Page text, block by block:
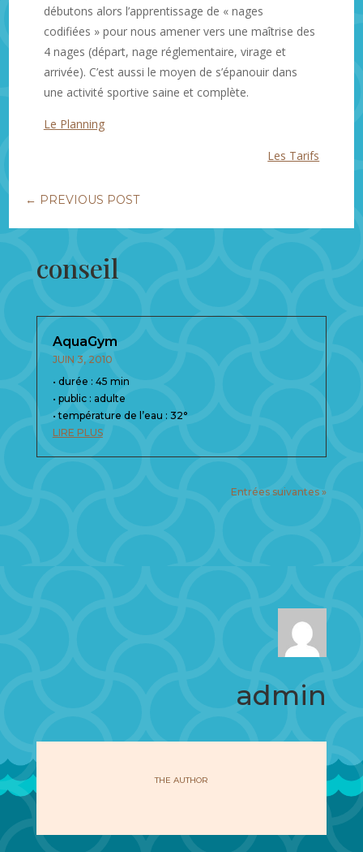
débutons alors l’apprentissage de « nages
codifiées » pour nous amener vers une maîtrise des
4 nages (départ, nage réglementaire, virage et
arrivée). C’est aussi le moyen de s’épanouir dans
une activité sportive saine et complète.
Le Planning
Les Tarifs
← PREVIOUS POST
conseil
AquaGym
JUIN 3, 2010
• durée : 45 min
• public : adulte
• température de l’eau : 32°
LIRE PLUS
Entrées suivantes »
admin
THE AUTHOR